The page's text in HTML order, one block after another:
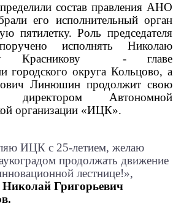
состав правления АНО
его исполнительный орган
пятилетку. Роль председателя
исполнять Николаю
Красникову - главе
городского округа Кольцово, а
Линюшин продолжит свою
директором Автономной
организации «ИЦК».
ИЦК с 25-летием, желаю
продолжать движение
лестнице!»,
Николай Григорьевич